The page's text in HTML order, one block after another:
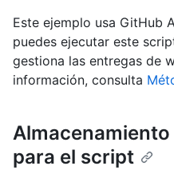
Este ejemplo usa GitHub
puedes ejecutar este
gestiona las entregas de
información, consulta
para el script